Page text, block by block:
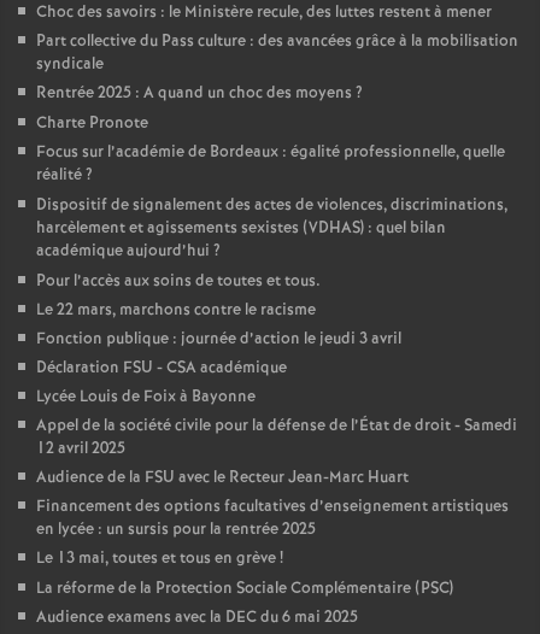
Choc des savoirs : le Ministère recule, des luttes restent à mener
Part collective du Pass culture : des avancées grâce à la mobilisation
syndicale
Rentrée 2025 : A quand un choc des moyens ?
Charte Pronote
Focus sur l’académie de Bordeaux : égalité professionnelle, quelle
réalité?
Dispositif de signalement des actes de violences, discriminations,
harcèlement et agissements sexistes (VDHAS) : quel bilan
académique aujourd’hui ?
Pour l’accès aux soins de toutes et tous.
Le 22 mars, marchons contre le racisme
Fonction publique : journée d’action le jeudi 3 avril
Déclaration FSU - CSA académique
Lycée Louis de Foix à Bayonne
Appel de la société civile pour la défense de l’État de droit - Samedi
12 avril 2025
Audience de la FSU avec le Recteur Jean-Marc Huart
Financement des options facultatives d’enseignement artistiques
en lycée : un sursis pour la rentrée 2025
Le 13 mai, toutes et tous en grève!
La réforme de la Protection Sociale Complémentaire (PSC)
Audience examens avec la DEC du 6 mai 2025